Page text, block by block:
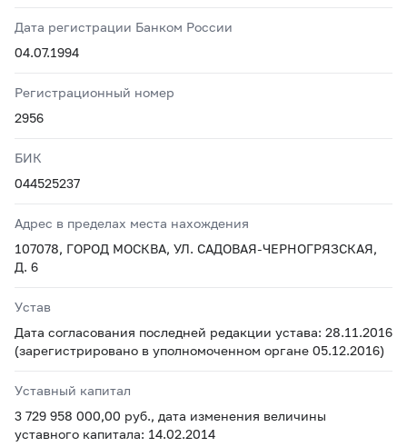
Дата регистрации Банком России
04.07.1994
Регистрационный номер
2956
БИК
044525237
Адрес в пределах места нахождения
107078, ГОРОД МОСКВА, УЛ. САДОВАЯ-ЧЕРНОГРЯЗСКАЯ,
Д. 6
Устав
Дата согласования последней редакции устава: 28.11.2016
(зарегистрировано в уполномоченном органе 05.12.2016)
Уставный капитал
3 729 958 000,00 руб., дата изменения величины
уставного капитала: 14.02.2014